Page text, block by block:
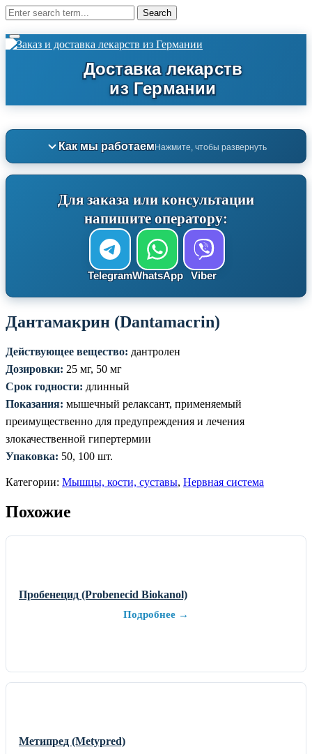
Как мы работаемНажмите, чтобы развернуть
Для заказа или консультации
напишите оператору:
TelegramWhatsApp Viber
Дантамакрин (Dantamacrin)
Действующее вещество: дантролен
Дозировки: 25 мг, 50 мг
Срок годности: длинный
Показания: мышечный релаксант, применяемый
преимущественно для предупреждения и лечения
злокачественной гипертермии
Упаковка: 50, 100 шт.
Категории: Мышцы, кости, суставы, Нервная система
Похожие
Пробенецид (Probenecid Biokanol)
Подробнее →
Метипред (Metypred)